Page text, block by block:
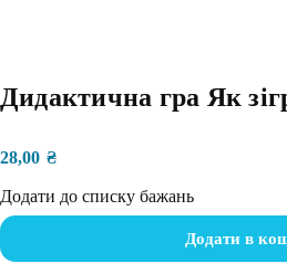
Дидактична гра Як
28,00 ₴
Додати до списку бажань
Додати в